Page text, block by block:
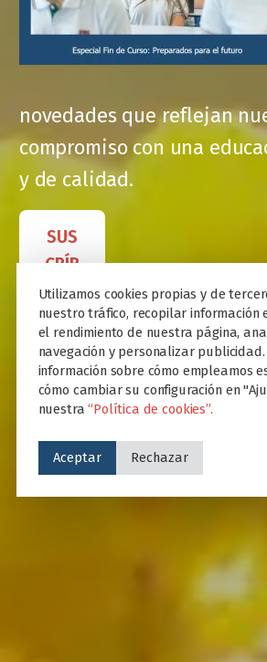
novedades que reflejan
compromiso con una
y de calidad.
SUS
CRÍB
ETE
Utilizamos cookies propias y de
nuestro tráfico, recopilar información
el rendimiento de nuestra página,
navegación y personalizar
información sobre cómo empleamos
cómo cambiar su configuración en
nuestra“Política de cookies”.
Aceptar Rechazar